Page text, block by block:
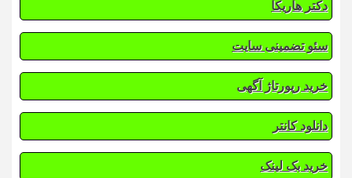
دکتر هاریکا
سئو تضمینی سایت
خرید رپورتاژ آگهی
دانلود کانتر
خرید بک لینک